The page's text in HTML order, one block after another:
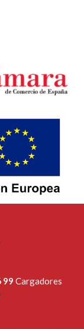
99 Cargadores